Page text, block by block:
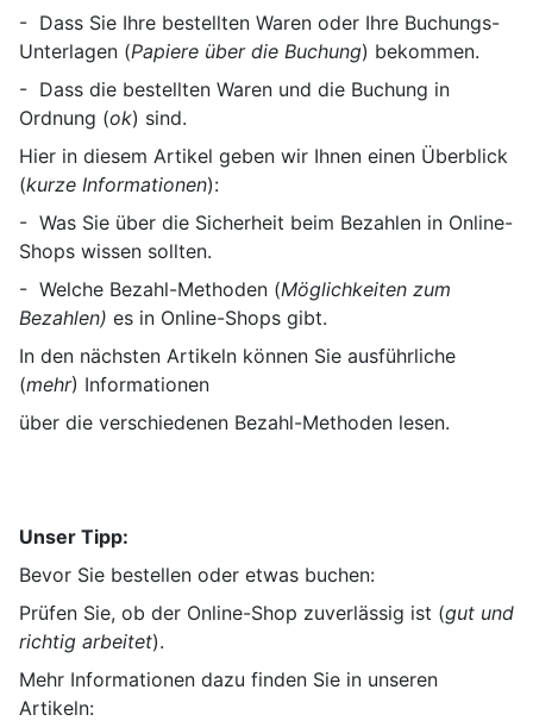
- Dass Sie Ihre bestellten Waren oder Ihre Buchungs-
Unterlagen (Papiere über die Buchung) bekommen.
- Dass die bestellten Waren und die Buchung in
Ordnung (ok) sind.
Hier in diesem Artikel geben wir Ihnen einen Überblick
(kurze Informationen):
- Was Sie über die Sicherheit beim Bezahlen in Online-
Shops wissen sollten.
- Welche Bezahl-Methoden (Möglichkeiten zum
Bezahlen) es in Online-Shops gibt.
In den nächsten Artikeln können Sie ausführliche
(mehr) Informationen
über die verschiedenen Bezahl-Methoden lesen.
Unser Tipp:
Bevor Sie bestellen oder etwas buchen:
Prüfen Sie, ob der Online-Shop zuverlässig ist (gut und
richtig arbeitet).
Mehr Informationen dazu finden Sie in unseren
Artikeln: